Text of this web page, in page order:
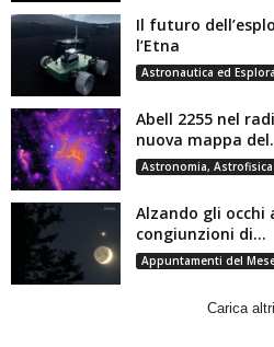
Il futuro
l’Etna
Astronautica ed
Abell 2255 nel
nuova mappa
Astronomia,
Alzando gli occhi
congiunzioni di...
Appuntamenti del
Carica altri